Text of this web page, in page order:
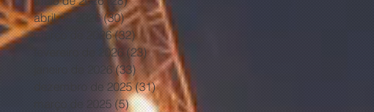
abril de 2026 (30)30 posts
março de 2026 (32)32 posts
fevereiro de 2026 (23)23 posts
janeiro de 2026 (33) 33 posts
dezembro de 2025 (31)31 posts
março de 2025 (5)5 posts